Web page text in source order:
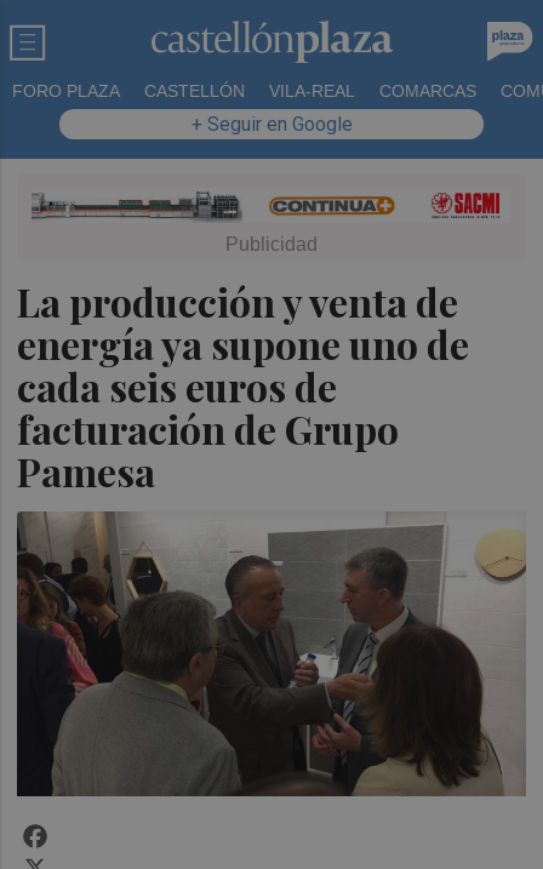
FORO PLAZA CASTELLÓN VILA-REAL COMARCAS
+ Seguir en Google
La producción y venta de
energía ya supone uno de
cada seis euros de
facturación de Grupo
Pamesa